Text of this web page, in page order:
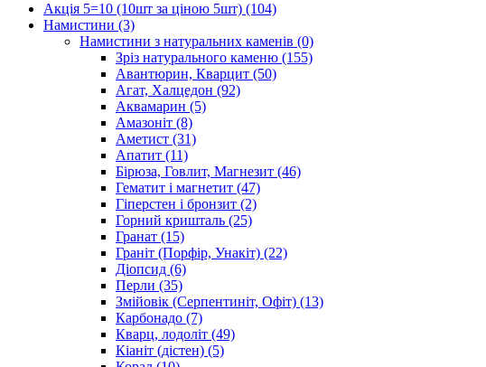
Акція 5=10 (10шт за ціною 5шт) (104)
Намистини (3)
Намистини з натуральних каменів (0)
Зріз натурального каменю (155)
Авантюрин, Кварцит (50)
Агат, Халцедон (92)
Аквамарин (5)
Амазоніт (8)
Аметист (31)
Апатит (11)
Бірюза, Говлит, Магнезит (46)
Гематит і магнетит (47)
Гіперстен і бронзит (2)
Горний кришталь (25)
Гранат (15)
Граніт (Порфір, Унакіт) (22)
Діопсид (6)
Перли (35)
Змійовік (Серпентиніт, Офіт) (13)
Карбонадо (7)
Кварц, лодоліт (49)
Кіаніт (дістен) (5)